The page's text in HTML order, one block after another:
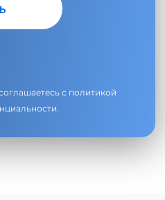
с политикой
.